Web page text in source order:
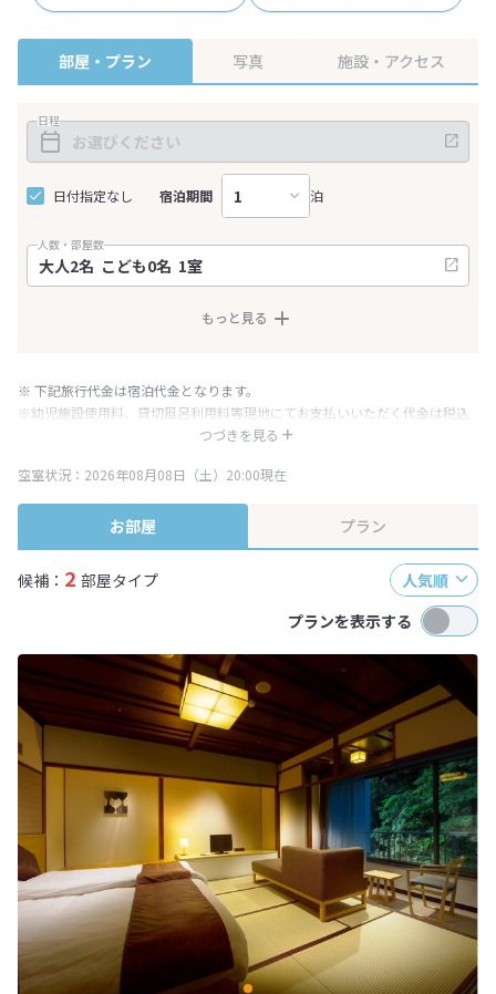
部屋・プラン 写真 施設・アクセス
日程
日付指定なし 宿泊期間 泊
人数・部屋数
もっと見る
つづきを見る
※ 下記旅行代金は宿泊代金となります。
※幼児施設使用料、貸切風呂利用料等現地にてお支払いいただく代金は税込
み表記となりますが、消費税増税に伴い代金が一部変更となる場合がござい
※表示されている旅行代金・プラン内容は一定時間ごとに更新されます。最
終確認画面でご確認ください。
空室状況：2026年08月08日（土）20:00現在
お部屋 プラン
候補： 2 部屋タイプ
人気順
プランを表示する